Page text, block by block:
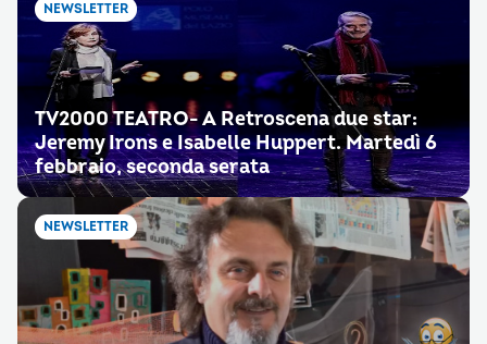
NEWSLETTER
TV2000 TEATRO- A Retroscena due star:
Jeremy Irons e Isabelle Huppert. Martedì 6
febbraio, seconda serata
NEWSLETTER